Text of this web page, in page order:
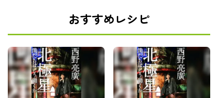
おすすめレシピ